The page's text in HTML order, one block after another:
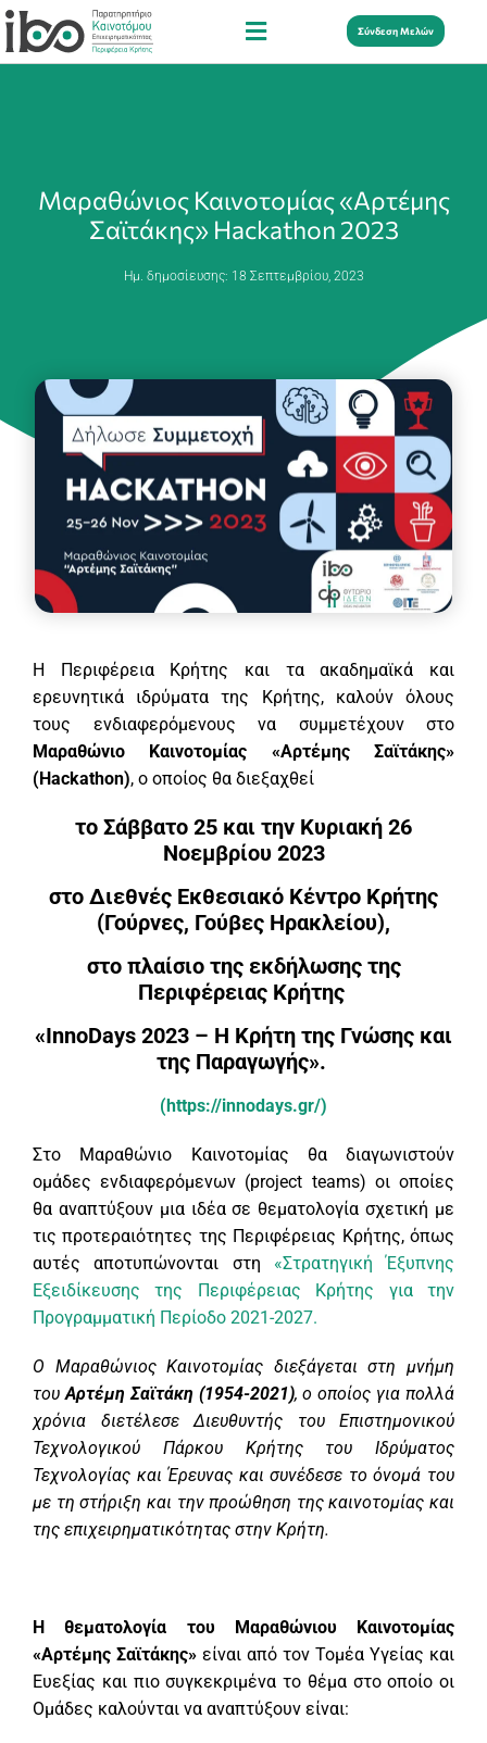
Σύνδεση Μελών
Μαραθώνιος Καινοτομίας «Αρτέμης
Σαϊτάκης» Hackathon 2023
Ημ. δημοσίευσης: 18 Σεπτεμβρίου, 2023
Η Περιφέρεια Κρήτης και τα ακαδημαϊκά και
ερευνητικά ιδρύματα της Κρήτης, καλούν όλους
τους ενδιαφερόμενους να συμμετέχουν στο
Μαραθώνιο Καινοτομίας «Αρτέμης Σαϊτάκης»
(Hackathon), ο οποίος θα διεξαχθεί
το Σάββατο 25 και την Κυριακή 26
Νοεμβρίου 2023
στο Διεθνές Εκθεσιακό Κέντρο Κρήτης
(Γούρνες, Γούβες Ηρακλείου),
στο πλαίσιο της εκδήλωσης της
Περιφέρειας Κρήτης
«InnoDays 2023 – Η Κρήτη της Γνώσης και
της Παραγωγής».
(https://innodays.gr/)
Στο Μαραθώνιο Καινοτομίας θα διαγωνιστούν
ομάδες ενδιαφερόμενων (project teams) οι οποίες
θα αναπτύξουν μια ιδέα σε θεματολογία σχετική με
τις προτεραιότητες της Περιφέρειας Κρήτης, όπως
αυτές αποτυπώνονται στη «Στρατηγική Έξυπνης
Εξειδίκευσης της Περιφέρειας Κρήτης για την
Προγραμματική Περίοδο 2021-2027.
Ο Μαραθώνιος Καινοτομίας διεξάγεται στη μνήμη
τουΑρτέμη Σαϊτάκη (1954-2021), ο οποίος για πολλά
χρόνια διετέλεσε Διευθυντής του Επιστημονικού
Τεχνολογικού Πάρκου Κρήτης του Ιδρύματος
Τεχνολογίας και Έρευνας και συνέδεσε το όνομά του
με τη στήριξη και την προώθηση της καινοτομίας και
της επιχειρηματικότητας στην Κρήτη.
Η θεματολογία του Μαραθώνιου Καινοτομίας
«Αρτέμης Σαϊτάκης» είναι από τον Τομέα Υγείας και
Ευεξίας και πιο συγκεκριμένα το θέμα στο οποίο οι
Ομάδες καλούνται να αναπτύξουν είναι: